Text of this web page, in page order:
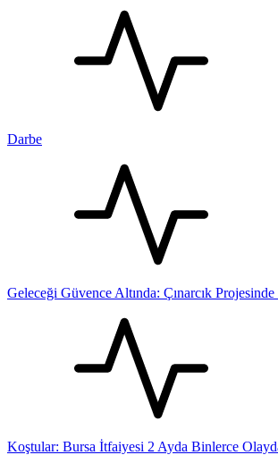
Darbe
Geleceği Güvence Altında: Çınarcık
Koştular: Bursa İtfaiyesi 2 Ayda Binlerce